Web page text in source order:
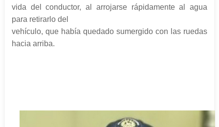
vida del conductor, al arrojarse rápidamente al agua
para retirarlo del
vehículo, que había quedado sumergido con las ruedas
hacia arriba.